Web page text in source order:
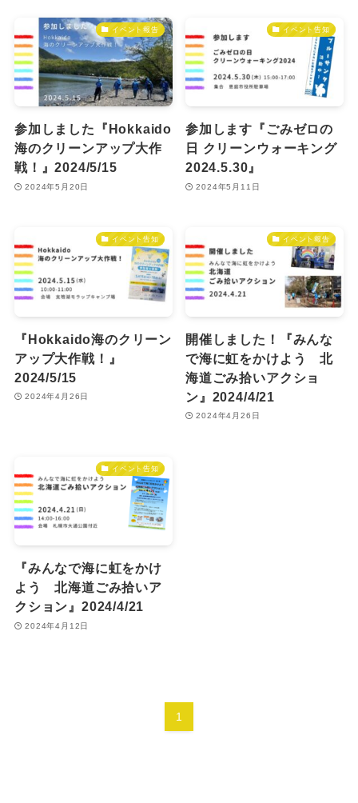
イベント報告
参加しました『Hokkaido
海のクリーンアップ大作
戦！』2024/5/15
2024年5月20日
イベント告知
参加します『ごみゼロの
日 クリーンウォーキング
2024.5.30』
2024年5月11日
イベント告知
『Hokkaido海のクリーン
アップ大作戦！』
2024/5/15
2024年4月26日
イベント報告
開催しました！『みんな
で海に虹をかけよう 北
海道ごみ拾いアクショ
ン』2024/4/21
2024年4月26日
イベント告知
『みんなで海に虹をかけ
よう 北海道ごみ拾いア
クション』2024/4/21
2024年4月12日
1